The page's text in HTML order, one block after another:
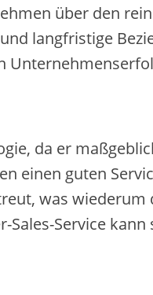
über den
langfristige
da er
einen guten
was wiederum
Service